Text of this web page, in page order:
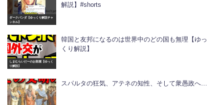
ダークパンダ【ゆっくり解説チャ
ンネル】
解説】#shorts
しまむらいだーのお部屋【ゆっく
り解説】
韓国と友邦になるのは世界中のどの国も無理【ゆっ
くり解説】
スパルタの狂気、アテネの知性、そして衆愚政へ…